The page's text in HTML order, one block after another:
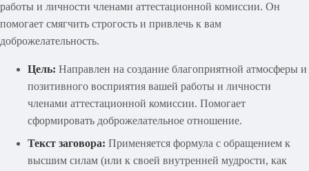
работы и личности членами аттестационной комиссии. Он
помогает смягчить строгость и привлечь к вам
доброжелательность.
Цель: Направлен на создание благоприятной атмосферы и
позитивного восприятия вашей работы и личности
членами аттестационной комиссии. Помогает
сформировать доброжелательное отношение.
Текст заговора: Применяется формула с обращением к
высшим силам (или к своей внутренней мудрости, как